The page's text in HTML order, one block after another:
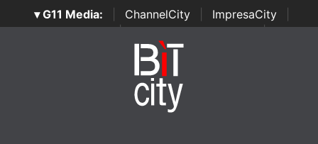
▾ G11 Media: ChannelCity ImpresaCity
SecurityOpenLab | Italian Channel Awards | Italian
Italian Security Awards